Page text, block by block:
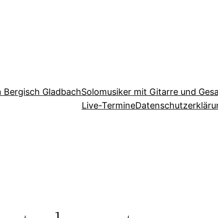
GladbachSolomusiker mit Gitarre und
Live-Termine